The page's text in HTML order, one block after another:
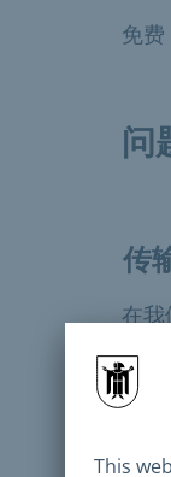
免费
问
传
在我
吗